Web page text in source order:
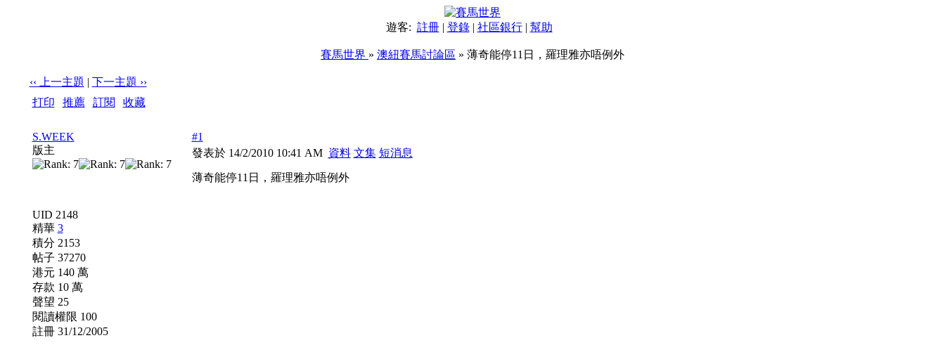
遊客: 註冊| 登錄| 社區銀行| 幫助
賽馬世界 » 澳紐賽馬討論區 » 薄奇能停11日，羅理雅亦唔例外
‹‹ 上一主題 | 下一主題 ››
打印
推薦| 訂閱
收藏
S.WEEK
版主
UID 2148
精華 3
積分 2153
帖子 37270
港元 140 萬
存款 10 萬
聲望 25
閱讀權限 100
註冊 31/12/2005
#1
發表於 14/2/2010 10:41 AM 資料 文集 短消息
薄奇能停11日，羅理雅亦唔例外